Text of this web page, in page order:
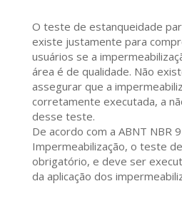
O teste de estanqueidade
existe justamente para
usuários se a
área é de qualidade. Não
assegurar que a
corretamente executada, a
desse teste.
De acordo com a ABNT NBR
Impermeabilização, o teste
obrigatório, e deve ser
da aplicação dos